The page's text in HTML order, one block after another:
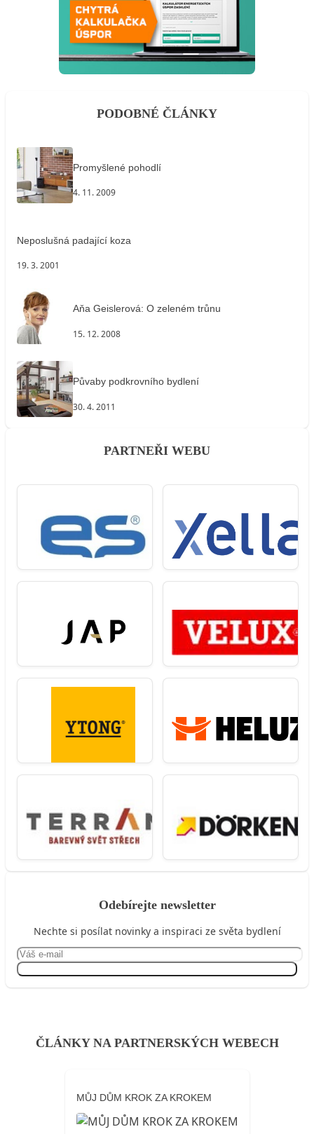
PODOBNÉ ČLÁNKY
Promyšlené pohodlí
4. 11. 2009
Neposlušná padající koza
19. 3. 2001
Aňa Geislerová: O zeleném trůnu
15. 12. 2008
Půvaby podkrovního bydlení
30. 4. 2011
PARTNEŘI WEBU
Odebírejte newsletter
Nechte si posílat novinky a inspiraci ze světa bydlení
ČLÁNKY NA PARTNERSKÝCH WEBECH
MŮJ DŮM KROK ZA KROKEM